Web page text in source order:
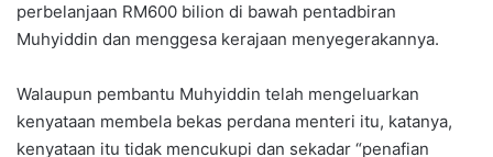
perbelanjaan RM600 bilion di bawah pentadbiran
Muhyiddin dan menggesa kerajaan menyegerakannya.
Walaupun pembantu Muhyiddin telah mengeluarkan
kenyataan membela bekas perdana menteri itu, katanya,
kenyataan itu tidak mencukupi dan sekadar “penafian